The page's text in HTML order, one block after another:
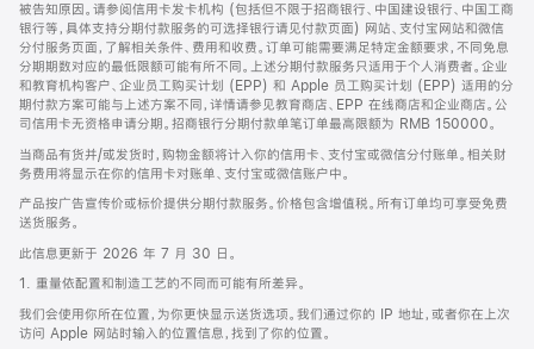
被告知原因。请参阅信用卡发卡机构 (包括但不限于招商银行、中国建设银行、中国工商
银行等，具体支持分期付款服务的可选择银行请见付款页面) 网站、支付宝网站和微信
分付服务页面，了解相关条件、费用和收费。订单可能需要满足特定金额要求，不同免息
分期期数对应的最低限额可能有所不同。上述分期付款服务只适用于个人消费者。企业
和教育机构客户、企业员工购买计划 (EPP) 和 Apple 员工购买计划 (EPP) 适用的分
期付款方案可能与上述方案不同，详情请参见教育商店、EPP 在线商店和企业商店。公
司信用卡无资格申请分期。招商银行分期付款单笔订单最高限额为 RMB 150000。
当商品有货并/或发货时，购物金额将计入你的信用卡、支付宝或微信分付账单。相关财
务费用将显示在你的信用卡对账单、支付宝或微信账户中。
产品按广告宣传价或标价提供分期付款服务。价格包含增值税。所有订单均可享受免费
送货服务。
此信息更新于 2026 年 7 月 30 日。
1. 重量依配置和制造工艺的不同而可能有所差异。
我们会使用你所在位置，为你更快显示送货选项。我们通过你的 IP 地址，或者你在上次
访问 Apple 网站时输入的位置信息，找到了你的位置。